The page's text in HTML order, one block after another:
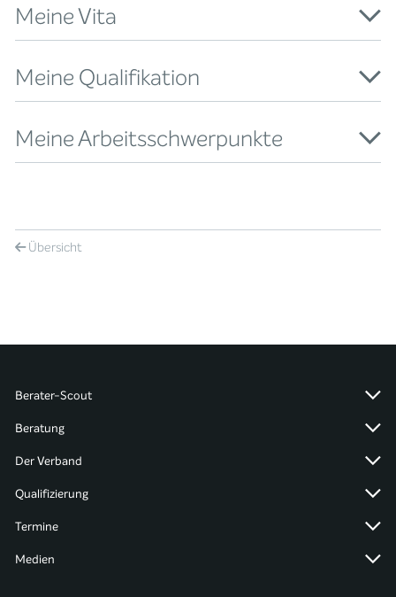
Meine Vita
Meine Qualifikation
Meine Arbeitsschwerpunkte
Übersicht
Berater-Scout
Beratung
Der Verband
Qualifizierung
Termine
Medien